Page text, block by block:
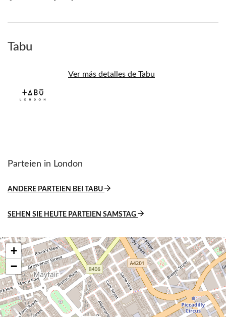
Tabu
Ver más detalles de Tabu
Parteien in London
ANDERE PARTEIEN BEI TABU
SEHEN SIE HEUTE PARTEIEN SAMSTAG